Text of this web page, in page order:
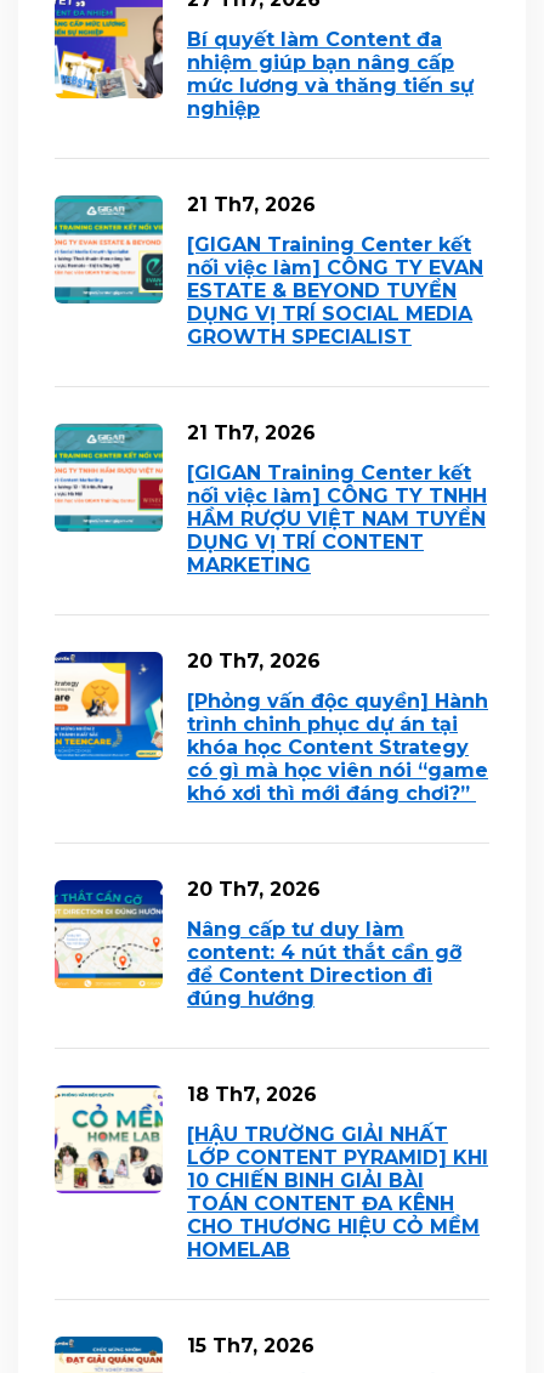
Bí quyết làm Content đa
nhiệm giúp bạn nâng cấp
mức lương và thăng tiến sự
nghiệp
21 Th7, 2026
[GIGAN Training Center kết
nối việc làm] CÔNG TY EVAN
ESTATE & BEYOND TUYỂN
DỤNG VỊ TRÍ SOCIAL MEDIA
GROWTH SPECIALIST
21 Th7, 2026
[GIGAN Training Center kết
nối việc làm] CÔNG TY TNHH
HẦM RƯỢU VIỆT NAM TUYỂN
DỤNG VỊ TRÍ CONTENT
MARKETING
20 Th7, 2026
[Phỏng vấn độc quyền] Hành
trình chinh phục dự án tại
khóa học Content Strategy
có gì mà học viên nói “game
khó xơi thì mới đáng chơi?”
20 Th7, 2026
Nâng cấp tư duy làm
content: 4 nút thắt cần gỡ
để Content Direction đi
đúng hướng
18 Th7, 2026
[HẬU TRƯỜNG GIẢI NHẤT
LỚP CONTENT PYRAMID] KHI
10 CHIẾN BINH GIẢI BÀI
TOÁN CONTENT ĐA KÊNH
CHO THƯƠNG HIỆU CỎ MỀM
HOMELAB
15 Th7, 2026